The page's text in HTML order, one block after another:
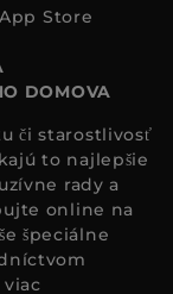
DOMOVA
či starostlivosť
to najlepšie
rady a
online na
špeciálne